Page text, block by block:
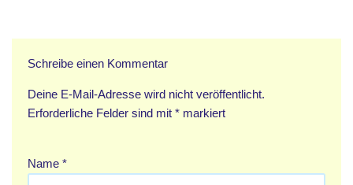
Schreibe einen Kommentar
Deine E-Mail-Adresse wird nicht veröffentlicht.
Erforderliche Felder sind mit * markiert
Name *